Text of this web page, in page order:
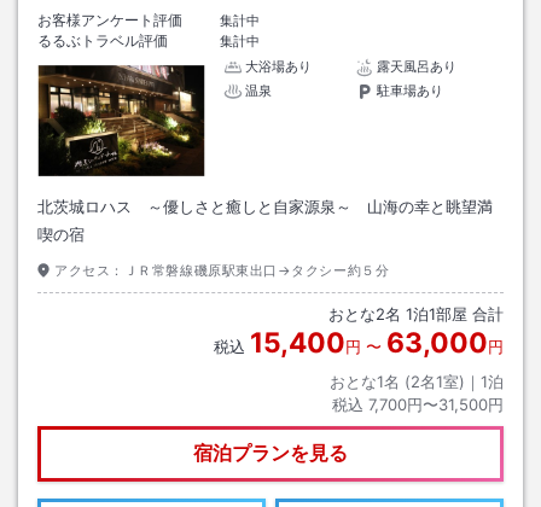
お客様アンケート評価
集計中
るるぶトラベル評価
集計中
大浴場あり
露天風呂あり
温泉
駐車場あり
北茨城ロハス ～優しさと癒しと自家源泉～ 山海の幸と眺望満
喫の宿
アクセス： ＪＲ常磐線磯原駅東出口→タクシー約５分
おとな2名 1泊1部屋 合計
税込 15,400円 〜 63,000円
おとな1名 (2名1室)｜ 1泊
税込 7,700円〜31,500円
宿泊プランを見る